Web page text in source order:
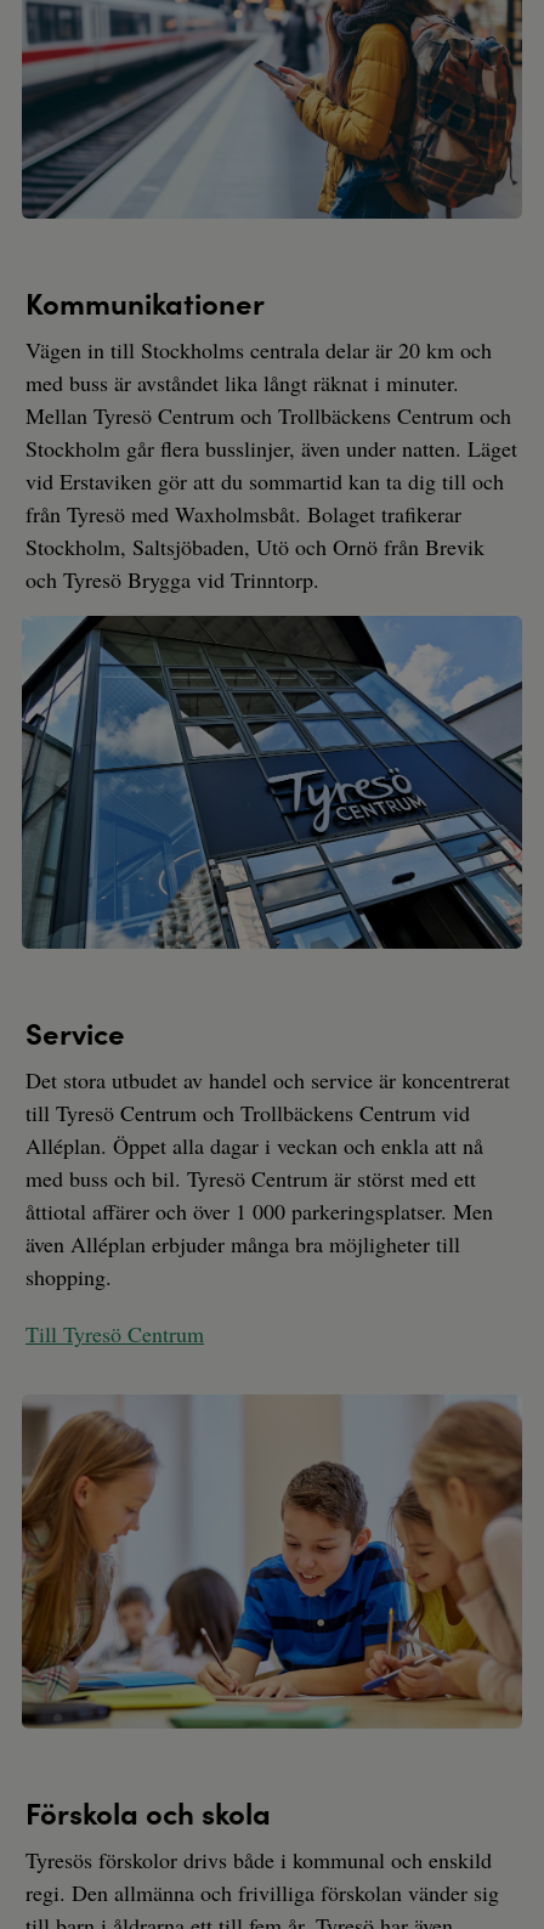
Kommunikationer
Vägen in till Stockholms centrala delar är 20 km och
med buss är avståndet lika långt räknat i minuter.
Mellan Tyresö Centrum och Trollbäckens Centrum och
Stockholm går flera busslinjer, även under natten. Läget
vid Erstaviken gör att du sommartid kan ta dig till och
från Tyresö med Waxholmsbåt. Bolaget trafikerar
Stockholm, Saltsjöbaden, Utö och Ornö från Brevik
och Tyresö Brygga vid Trinntorp.
Service
Det stora utbudet av handel och service är koncentrerat
till Tyresö Centrum och Trollbäckens Centrum vid
Alléplan. Öppet alla dagar i veckan och enkla att nå
med buss och bil. Tyresö Centrum är störst med ett
åttiotal affärer och över 1 000 parkeringsplatser. Men
även Alléplan erbjuder många bra möjligheter till
shopping.
Till Tyresö Centrum
Förskola och skola
Tyresös förskolor drivs både i kommunal och enskild
regi. Den allmänna och frivilliga förskolan vänder sig